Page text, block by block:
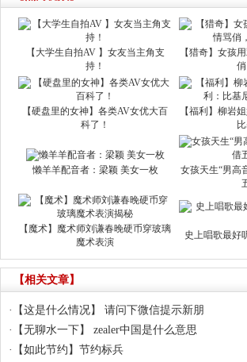
【大学生自拍AV 】女友当主角支
持！
【猎奇】女孩
【硬盘里的女神】各类AV女优大百
科了！
【福利】柳岩
懒羊羊配音者：梁颖 美女一枚
女孩天生“男高
【魔术】魔术师刘谦春晚硬币穿玻璃
魔术表演
史上唱歌最
【相关文章】
·
【这是什么情况】 请问下微信提示新朋
·
【无聊水一下】 zealer中国是什么意思
·
【如此节约】节约标兵